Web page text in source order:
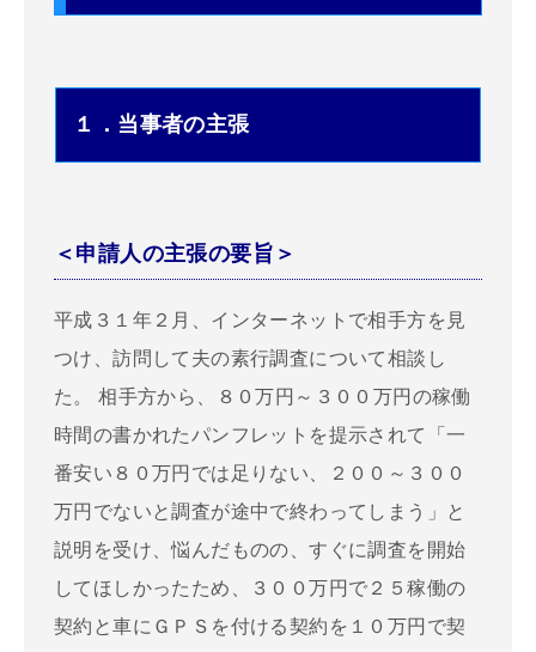
１．当事者の主張
＜申請人の主張の要旨＞
平成３１年２月、インターネットで相手方を見
つけ、訪問して夫の素行調査について相談し
た。 相手方から、８０万円～３００万円の稼働
時間の書かれたパンフレットを提示されて「一
番安い８０万円では足りない、２００～３００
万円でないと調査が途中で終わってしまう」と
説明を受け、悩んだものの、すぐに調査を開始
してほしかったため、３００万円で２５稼働の
契約と車にＧＰＳを付ける契約を１０万円で契